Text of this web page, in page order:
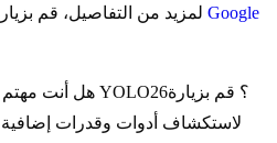
لمزيد من التفاصيل، قم
هل أنت مهتم بمزيد من عمليات التكامل مع YOLO26؟ قم بزيارة